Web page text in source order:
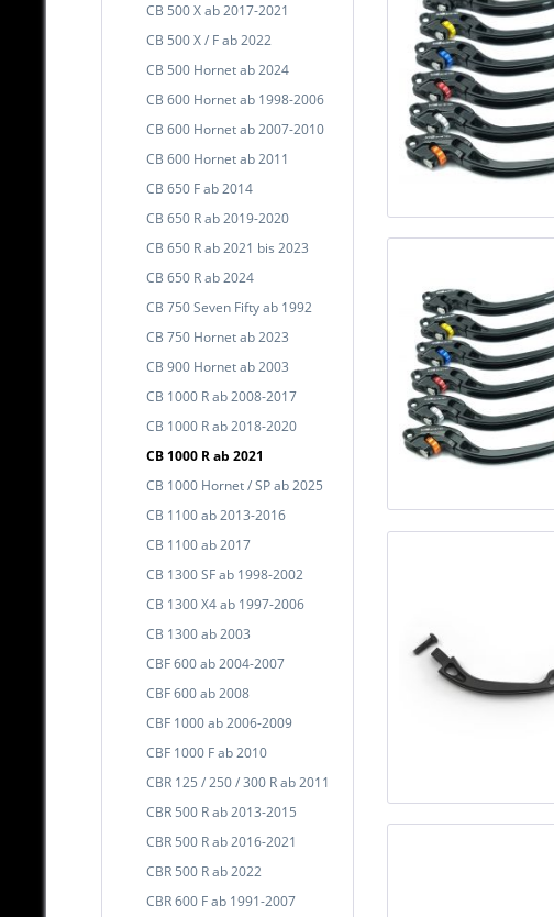
CB 500 X ab 2017-2021
CB 500 X / F ab 2022
CB 500 Hornet ab 2024
CB 600 Hornet ab 1998-2006
CB 600 Hornet ab 2007-2010
CB 600 Hornet ab 2011
CB 650 F ab 2014
CB 650 R ab 2019-2020
CB 650 R ab 2021 bis 2023
CB 650 R ab 2024
CB 750 Seven Fifty ab 1992
CB 750 Hornet ab 2023
CB 900 Hornet ab 2003
CB 1000 R ab 2008-2017
CB 1000 R ab 2018-2020
CB 1000 R ab 2021
CB 1000 Hornet / SP ab 2025
CB 1100 ab 2013-2016
CB 1100 ab 2017
CB 1300 SF ab 1998-2002
CB 1300 X4 ab 1997-2006
CB 1300 ab 2003
CBF 600 ab 2004-2007
CBF 600 ab 2008
CBF 1000 ab 2006-2009
CBF 1000 F ab 2010
CBR 125 / 250 / 300 R ab 2011
CBR 500 R ab 2013-2015
CBR 500 R ab 2016-2021
CBR 500 R ab 2022
CBR 600 F ab 1991-2007